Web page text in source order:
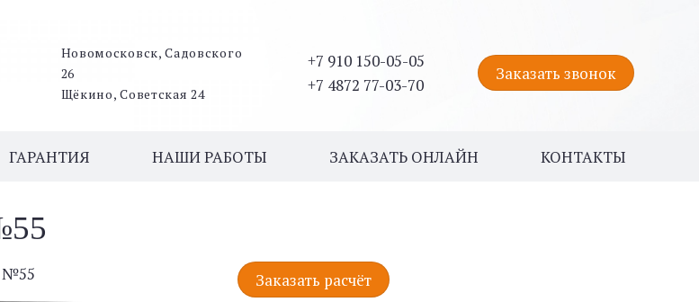
Новомосковск, Садовского
26
Щёкино, Советская 24
+7 910 150-05-05
+7 4872 77-03-70
Заказать звонок
ГАРАНТИЯ НАШИ РАБОТЫ ЗАКАЗАТЬ ОНЛАЙН КОНТАКТЫ
№55 Заказать расчёт